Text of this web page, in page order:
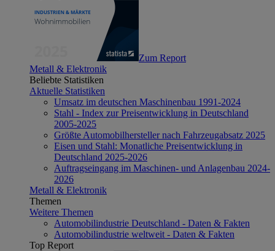
Zum Report
Metall & Elektronik
Beliebte Statistiken
Aktuelle Statistiken
Umsatz im deutschen Maschinenbau 1991-2024
Stahl - Index zur Preisentwicklung in Deutschland
2005-2025
Größte Automobilhersteller nach Fahrzeugabsatz 2025
Eisen und Stahl: Monatliche Preisentwicklung in
Deutschland 2025-2026
Auftragseingang im Maschinen- und Anlagenbau 2024-
2026
Metall & Elektronik
Themen
Weitere Themen
Automobilindustrie Deutschland - Daten & Fakten
Automobilindustrie weltweit - Daten & Fakten
Top Report